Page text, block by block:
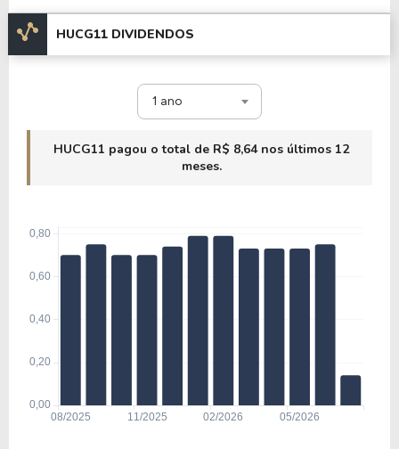
HUCG11 DIVIDENDOS
1 ano
HUCG11 pagou o total de R$ 8,64 nos últimos 12
meses.